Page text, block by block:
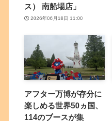
ス） 南船場店」
2026年06月18日 11:00
アフター万博が存分に
楽しめる世界50ヵ国、
114のブースが集